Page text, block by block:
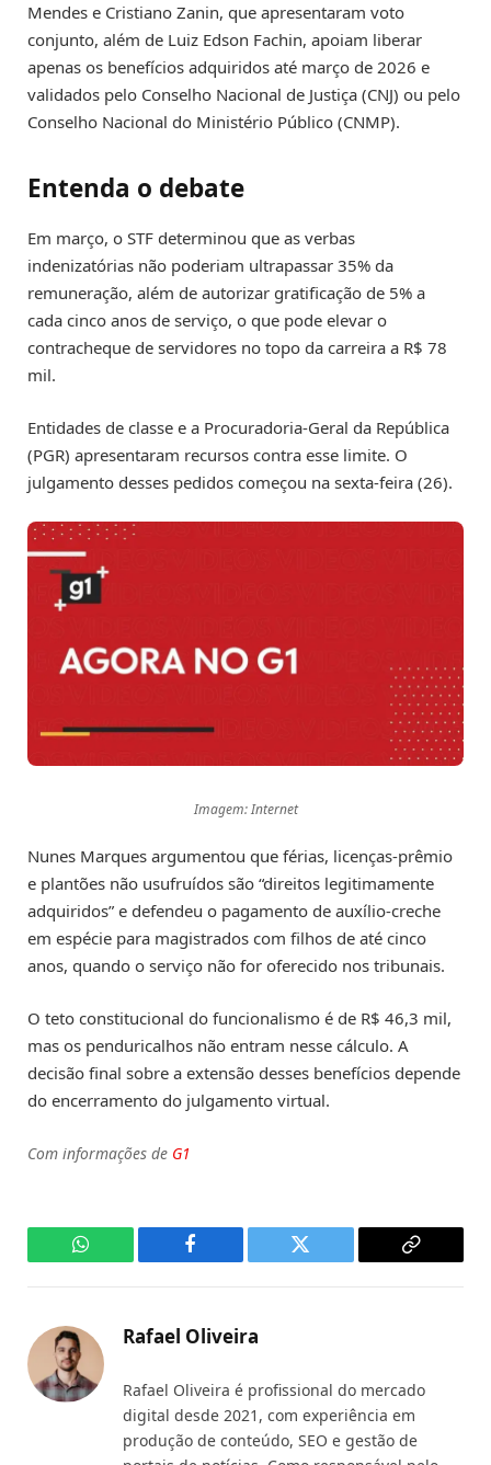
Mendes e Cristiano Zanin, que apresentaram voto
conjunto, além de Luiz Edson Fachin, apoiam liberar
apenas os benefícios adquiridos até março de 2026 e
validados pelo Conselho Nacional de Justiça (CNJ) ou pelo
Conselho Nacional do Ministério Público (CNMP).
Entenda o debate
Em março, o STF determinou que as verbas
indenizatórias não poderiam ultrapassar 35% da
remuneração, além de autorizar gratificação de 5% a
cada cinco anos de serviço, o que pode elevar o
contracheque de servidores no topo da carreira a R$ 78
mil.
Entidades de classe e a Procuradoria-Geral da República
(PGR) apresentaram recursos contra esse limite. O
julgamento desses pedidos começou na sexta-feira (26).
Imagem: Internet
Nunes Marques argumentou que férias, licenças-prêmio
e plantões não usufruídos são “direitos legitimamente
adquiridos” e defendeu o pagamento de auxílio-creche
em espécie para magistrados com filhos de até cinco
anos, quando o serviço não for oferecido nos tribunais.
O teto constitucional do funcionalismo é de R$ 46,3 mil,
mas os penduricalhos não entram nesse cálculo. A
decisão final sobre a extensão desses benefícios depende
do encerramento do julgamento virtual.
Com informações de G1
WhatsApp Facebook Twitter
Copy
Rafael Oliveira
Rafael Oliveira é profissional do mercado
digital desde 2021, com experiência em
produção de conteúdo, SEO e gestão de